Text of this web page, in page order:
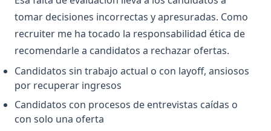
tomar decisiones incorrectas y apresuradas. Como
recruiter me ha tocado la responsabilidad ética de
recomendarle a candidatos a rechazar ofertas.
Candidatos sin trabajo actual o con layoff, ansiosos
por recuperar ingresos
Candidatos con procesos de entrevistas caídas o
con solo una oferta